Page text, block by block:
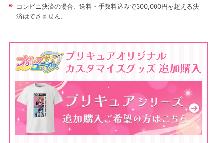
※
コンビニ決済の場合、送料・手数料込みで300,000円を超える決
済はできません。